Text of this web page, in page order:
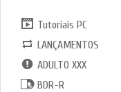
Tutoriais PC
LANÇAMENTOS
ADULTO XXX
BDR-R